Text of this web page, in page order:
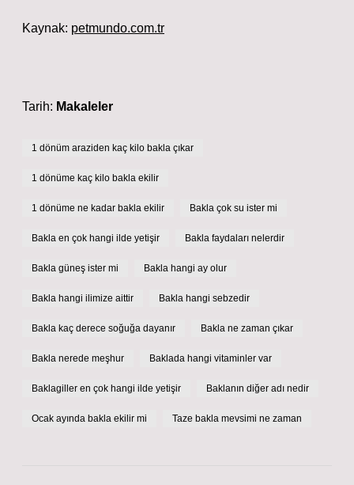
Kaynak: petmundo.com.tr
Tarih: Makaleler
1 dönüm araziden kaç kilo bakla çıkar
1 dönüme kaç kilo bakla ekilir
1 dönüme ne kadar bakla ekilir Bakla çok su ister mi
Bakla en çok hangi ilde yetişir Bakla faydaları nelerdir
Bakla güneş ister mi Bakla hangi ay olur
Bakla hangi ilimize aittir Bakla hangi sebzedir
Bakla kaç derece soğuğa dayanır Bakla ne zaman çıkar
Bakla nerede meşhur Baklada hangi vitaminler var
Baklagiller en çok hangi ilde yetişir Baklanın diğer adı nedir
Ocak ayında bakla ekilir mi Taze bakla mevsimi ne zaman